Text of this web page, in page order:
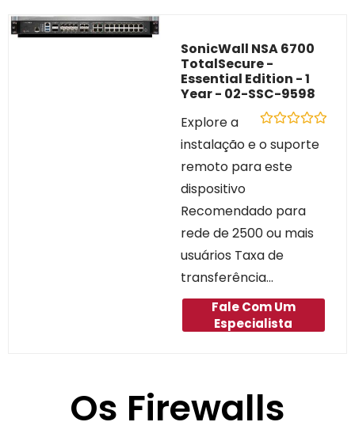
SonicWall NSA 6700
TotalSecure -
Essential Edition - 1
Year - 02-SSC-9598
0
5
Explore a
instalação e o suporte
remoto para este
dispositivo
Recomendado para
rede de 2500 ou mais
usuários Taxa de
transferência...
Fale Com Um
Especialista
Os Firewalls